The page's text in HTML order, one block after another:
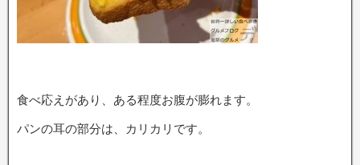
食べ応えがあり、ある程度お腹が膨れます。
パンの耳の部分は、カリカリです。